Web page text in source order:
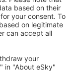
cabane,